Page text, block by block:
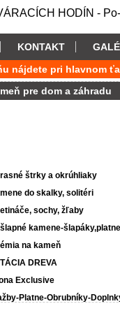
HODÍN -
KONTAKT
nájdete pri hlavnom
pre dom a záhradu
štrky a okrúhliaky
do skalky, solitéri
sochy, žľaby
kamene-šlapáky,platne
na kameň
DREVA
Exclusive
Platne-Obrubníky-